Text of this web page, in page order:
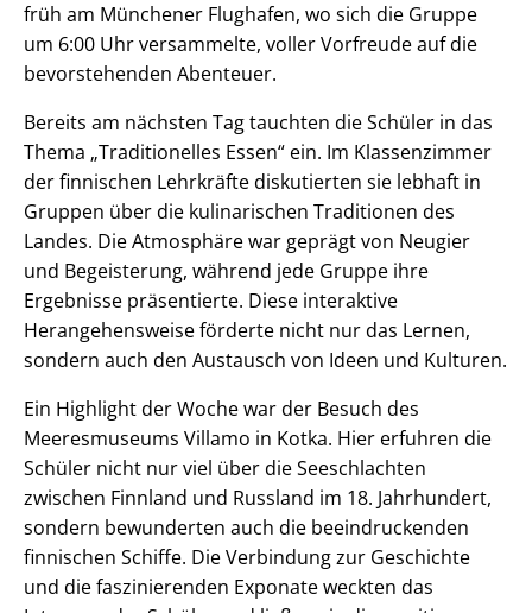
früh am Münchener Flughafen, wo sich die Gruppe
um 6:00 Uhr versammelte, voller Vorfreude auf die
bevorstehenden Abenteuer.
Bereits am nächsten Tag tauchten die Schüler in das
Thema „Traditionelles Essen“ ein. Im Klassenzimmer
der finnischen Lehrkräfte diskutierten sie lebhaft in
Gruppen über die kulinarischen Traditionen des
Landes. Die Atmosphäre war geprägt von Neugier
und Begeisterung, während jede Gruppe ihre
Ergebnisse präsentierte. Diese interaktive
Herangehensweise förderte nicht nur das Lernen,
sondern auch den Austausch von Ideen und Kulturen.
Ein Highlight der Woche war der Besuch des
Meeresmuseums Villamo in Kotka. Hier erfuhren die
Schüler nicht nur viel über die Seeschlachten
zwischen Finnland und Russland im 18. Jahrhundert,
sondern bewunderten auch die beeindruckenden
finnischen Schiffe. Die Verbindung zur Geschichte
und die faszinierenden Exponate weckten das